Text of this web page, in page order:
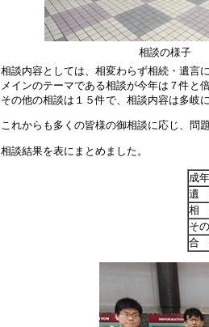
相談の様子
相談内容としては、相変わらず相続・遺言
メインのテーマである相談が今年は７件と
その他の相談は１５件で、相談内容は多岐
これからも多くの皆様の御相談に応じ、問
相談結果を表にまとめました。
成
遺
相
そ
合